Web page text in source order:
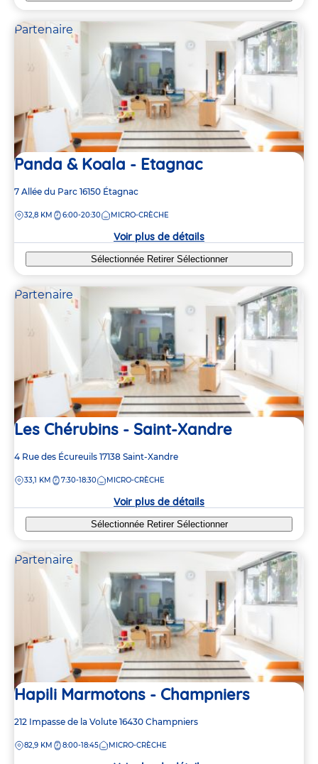
Partenaire
Panda & Koala - Etagnac
Adresse
la
7 Allée du Parc 16150 Étagnac
DISTANCE
32,8 KM 6:00-20:30 MICRO-CRÈCHE
Voir plus de détails
Sélectionnée Retirer Sélectionner
Partenaire
Les Chérubins - Saint-Xandre
Adresse
la
4 Rue des Écureuils 17138 Saint-Xandre
DISTANCE
33,1 KM 7:30-18:30 MICRO-CRÈCHE
Voir plus de détails
Sélectionnée Retirer Sélectionner
Partenaire
Hapili Marmotons - Champniers
Adresse
la
212 Impasse de la Volute 16430 Champniers
DISTANCE
82,9 KM 8:00-18:45 MICRO-CRÈCHE